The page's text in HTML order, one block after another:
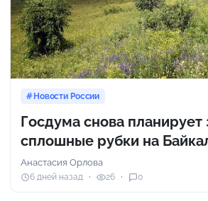
Новости России
Госдума снова планирует
сплошные рубки на
Анастасия Орлова
6 дней назад 26 0